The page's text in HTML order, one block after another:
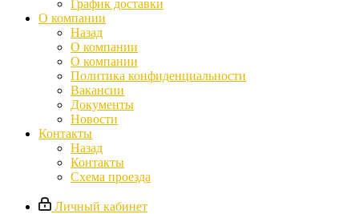
График доставки
О компании
Назад
О компании
О компании
Политика конфиденциальности
Вакансии
Документы
Новости
Контакты
Назад
Контакты
Схема проезда
Личный кабинет